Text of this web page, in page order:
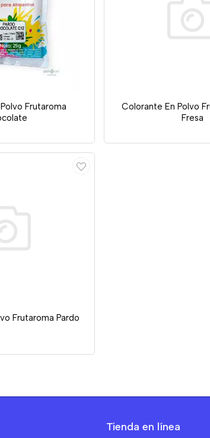
Frutaroma
Colorante En Polvo
Fresa
Frutaroma Pardo
Tienda en línea